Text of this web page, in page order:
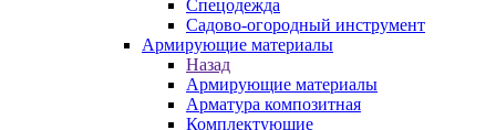
Спецодежда
Садово-огородный инструмент
Армирующие материалы
Назад
Армирующие материалы
Арматура композитная
Комплектующие